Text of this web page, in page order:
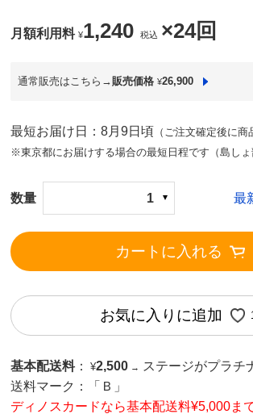
月額利用料 ¥1,240 税込 ×24回
通常販売はこちら→販売価格 ¥26,900
最短お届け日：8月9日頃 （ご注文確定後に商
※東京都にお届けする場合の最短日程です（島しょ
数量 1 最
カートに入れる
お気に入りに追加
基本配送料 ： ¥2,500 → ステージがプラチ
送料マーク：
「Ｂ」
ディノスカードなら基本配送料¥5,000ま